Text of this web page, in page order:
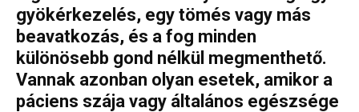
gyökérkezelés, egy tömés vagy más
beavatkozás, és a fog minden
különösebb gond nélkül megmenthető.
Vannak azonban olyan esetek, amikor a
páciens szája vagy általános egészsége